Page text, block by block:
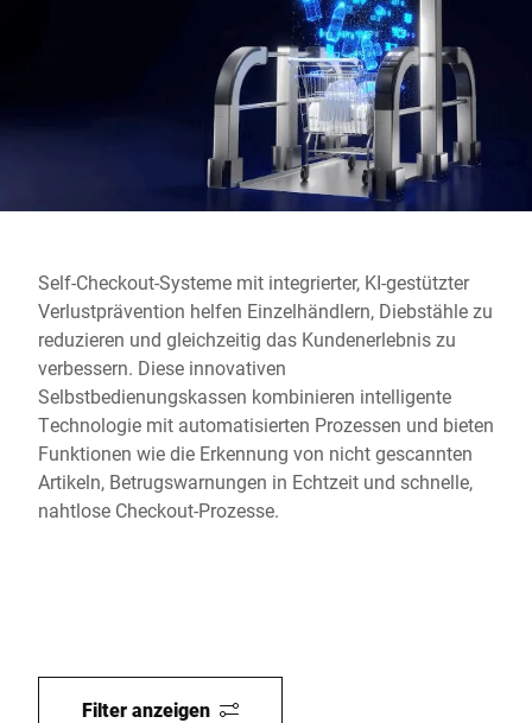
Self-Checkout-Systeme mit integrierter, KI-gestützter
Verlustprävention helfen Einzelhändlern, Diebstähle zu
reduzieren und gleichzeitig das Kundenerlebnis zu
verbessern. Diese innovativen
Selbstbedienungskassen kombinieren intelligente
Technologie mit automatisierten Prozessen und bieten
Funktionen wie die Erkennung von nicht gescannten
Artikeln, Betrugswarnungen in Echtzeit und schnelle,
nahtlose Checkout-Prozesse.
Filter anzeigen